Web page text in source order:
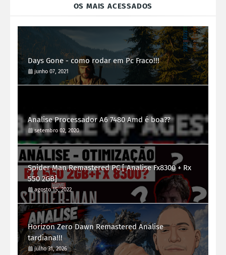
OS MAIS ACESSADOS
Days Gone - como rodar em Pc Fraco!!!
junho 07, 2021
Analise Processador A6 7480 Amd é boa??
setembro 02, 2020
Spider Man Remastered PC [ Analise Fx8300 + Rx
550 2GB]
agosto 15, 2022
Horizon Zero Dawn Remastered Analise
tardiana!!!
julho 31, 2026